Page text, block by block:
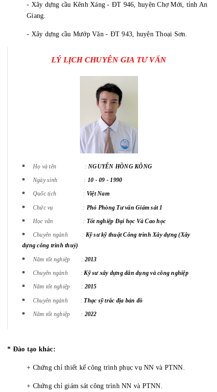
- Xây dựng cầu Kênh Xáng - ĐT 946, huyện Chợ Mới, tỉnh An
Giang.
- Xây dựng cầu Mướp Văn - ĐT 943, huyện Thoại Sơn.
LÝ LỊCH CHUYÊN GIA TƯ VẤN
Họ và tên : NGUYỄN HỒNG KÔNG
Ngày sinh : 10 - 09 - 1990
Quốc tịch : Việt Nam
Chức vụ : Phó Phòng Tư vấn Giám sát 1
Học vấn : Tốt nghiệp Đại học Và Cao học
Chuyên ngành : Kỹ sư kỹ thuật Công trình Xây dựng (Xây
dựng công trình thuỷ)
Năm tốt nghiệp : 2013
Chuyên ngành :Kỹ sư xây dựng dân dụng và công nghiệp
Năm tốt nghiệp : 2015
Chuyên ngành : Thạc sỹ trắc địa bản đồ
Năm tốt nghiệp : 2022
* Đào tạo khác:
+ Chứng chỉ thiết kế công trình phục vụ NN và PTNN.
+ Chứng chỉ giám sát công trình NN và PTNN.